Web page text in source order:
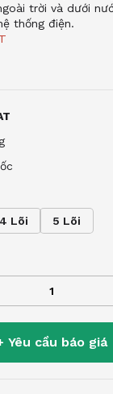
trời và dưới
thống điện.
4 Lõi 5 Lõi
Yêu cầu báo giá